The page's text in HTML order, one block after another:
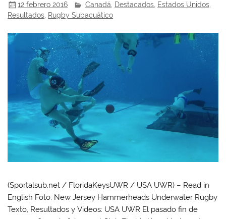
12 febrero 2016 Canadá Destacados Estados Unidos
Resultados, Rugby Subacuático
(Sportalsub.net / FloridaKeysUWR / USA UWR) – Read in
English Foto: New Jersey Hammerheads Underwater Rugby
Texto, Resultados y Videos: USA UWR El pasado fin de